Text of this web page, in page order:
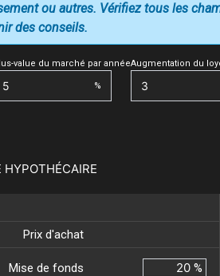
value du marché par année
%
Augmentation du
ou autres. Vérifiez tous les
des conseils.
Prix d'achat
Mise de fonds %